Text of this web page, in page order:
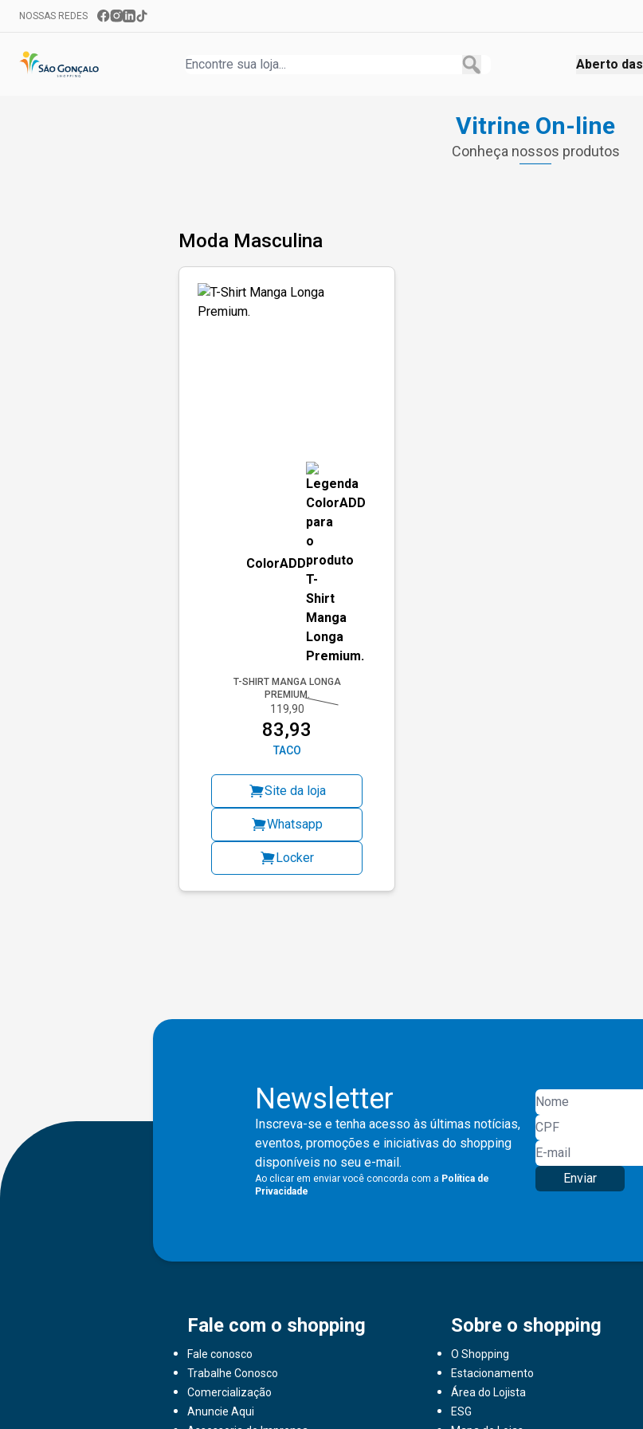
NOSSAS REDES
Aberto das
Vitrine On-line
Conheça nossos produtos
Moda Masculina
ColorADD
T-SHIRT MANGA LONGA
PREMIUM.
119,90
83,93
TACO
Site da loja
Whatsapp
Locker
Newsletter
Inscreva-se e tenha acesso às últimas notícias,
eventos, promoções e iniciativas do shopping
disponíveis no seu e-mail.
Ao clicar em enviar você concorda com a Política de
Privacidade
Enviar
Fale com o shopping
Fale conosco
Trabalhe Conosco
Comercialização
Anuncie Aqui
Sobre o shopping
O Shopping
Estacionamento
Área do Lojista
ESG